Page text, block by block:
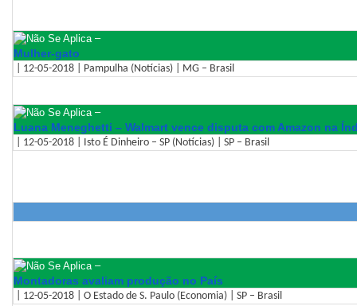
–
Mulher-gato
| 12-05-2018 | Pampulha (Notícias) | MG – Brasil
–
Luana Meneghetti – Walmart vence disputa com Amazon na
| 12-05-2018 | Isto É Dinheiro – SP (Notícias) | SP – Brasil
–
Montadoras avaliam produção no País
| 12-05-2018 | O Estado de S. Paulo (Economia) | SP – Brasil